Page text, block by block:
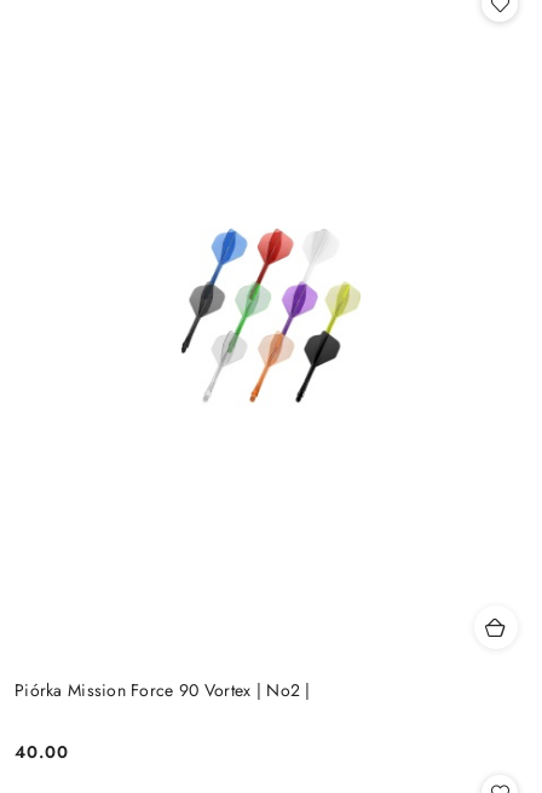
Piórka Mission Force 90 Vortex | No2 |
Cena:
40.00